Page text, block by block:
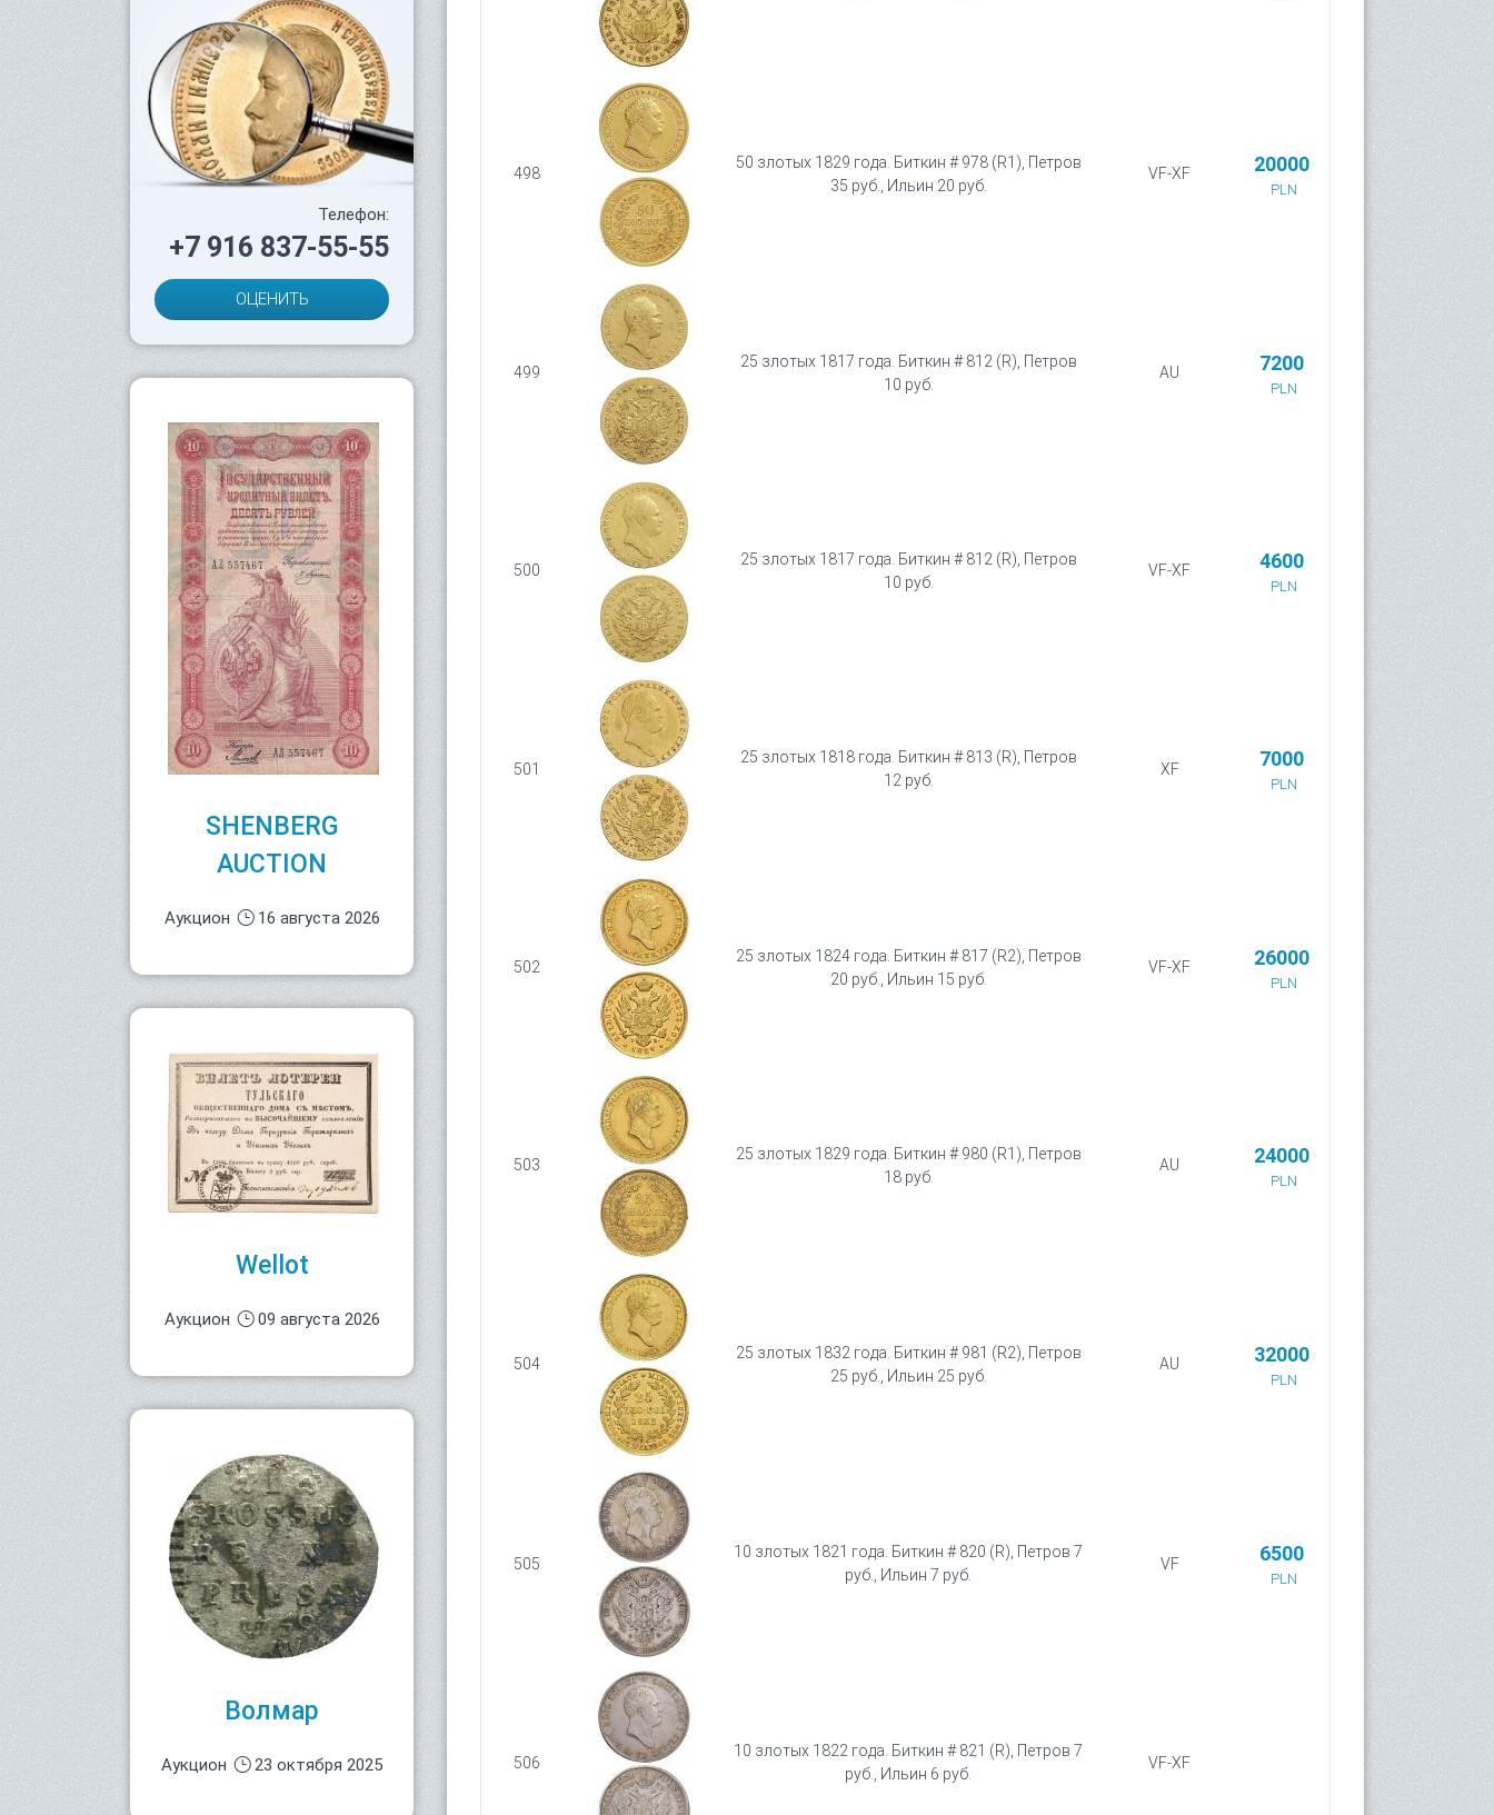
Телефон:
+7 916 837-55-55
ОЦЕНИТЬ
SHENBERG
AUCTION
Аукцион 16 августа 2026
Wellot
Аукцион 09 августа 2026
Волмар
Аукцион 23 октября 2025
498
50 злотых 1829 года. Биткин # 978 (R1), Петров
35 руб., Ильин 20 руб.
VF-XF 20000
PLN
499
25 злотых 1817 года. Биткин # 812 (R), Петров
10 руб.
AU 7200
PLN
500
25 злотых 1817 года. Биткин # 812 (R), Петров
10 руб.
VF-XF 4600
PLN
501
25 злотых 1818 года. Биткин # 813 (R), Петров
12 руб.
XF 7000
PLN
502
25 злотых 1824 года. Биткин # 817 (R2), Петров
20 руб., Ильин 15 руб.
VF-XF 26000
PLN
503
25 злотых 1829 года. Биткин # 980 (R1), Петров
18 руб.
AU 24000
PLN
504
25 злотых 1832 года. Биткин # 981 (R2), Петров
25 руб., Ильин 25 руб.
AU 32000
PLN
505
10 злотых 1821 года. Биткин # 820 (R), Петров 7
руб., Ильин 7 руб.
VF 6500
PLN
506
10 злотых 1822 года. Биткин # 821 (R), Петров 7
руб., Ильин 6 руб.
VF-XF